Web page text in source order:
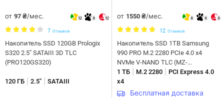
от 97 ₴/мес. 12 8 12
7 Отзывов
Накопитель SSD 120GB Prologix
S320 2.5" SATAIII 3D TLC
(PRO120GS320)
120 ГБ 2.5" SATAIII
от 1550 ₴/мес. 8 6 8
12 Отзывов
Накопитель SSD 1ТB Samsung
990 PRO M.2 2280 PCIe 4.0 x4
NVMe V-NAND TLC (MZ-
V9P1T0BW)
1 ТБ M.2 2280
PCI Express 4.0
x4
Бесплатная доставка